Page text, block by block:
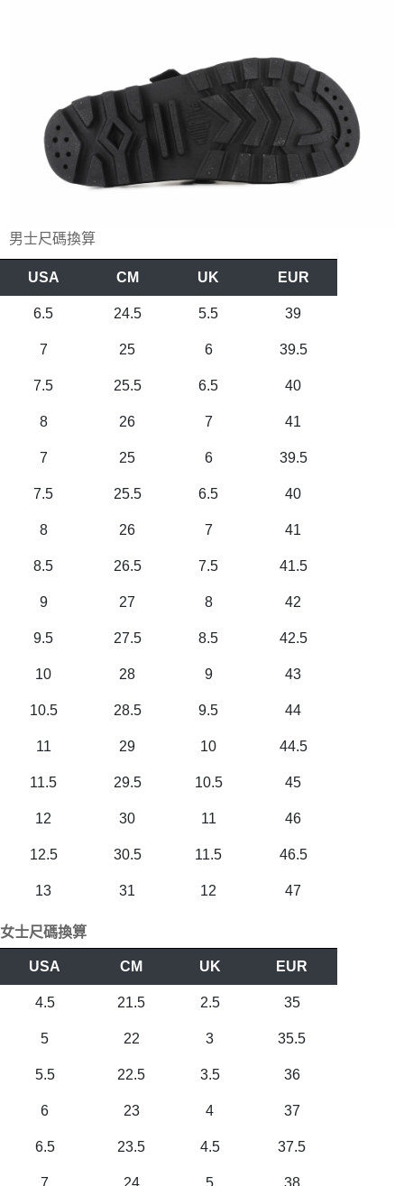
男士尺碼換算
USA CM UK EUR
6.5 24.5 5.5 39
7 25 6 39.5
7.5 25.5 6.5 40
8 26 7 41
7 25 6 39.5
7.5 25.5 6.5 40
8 26 7 41
8.5 26.5 7.5 41.5
9 27 8 42
9.5 27.5 8.5 42.5
10 28 9 43
10.5 28.5 9.5 44
11 29 10 44.5
11.5 29.5 10.5 45
12 30 11 46
12.5 30.5 11.5 46.5
13 31 12 47
女士尺碼換算
USA CM UK EUR
4.5 21.5 2.5 35
5 22 3 35.5
5.5 22.5 3.5 36
6 23 4 37
6.5 23.5 4.5 37.5
7 24 5 38